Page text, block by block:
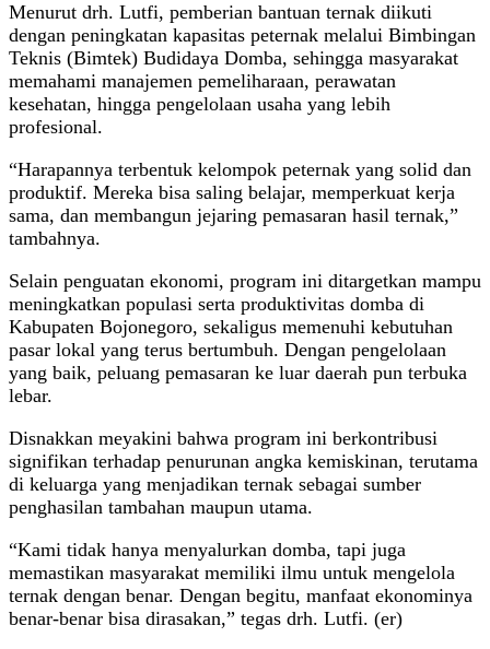
Menurut drh. Lutfi, pemberian bantuan ternak diikuti
dengan peningkatan kapasitas peternak melalui Bimbingan
Teknis (Bimtek) Budidaya Domba, sehingga masyarakat
memahami manajemen pemeliharaan, perawatan
kesehatan, hingga pengelolaan usaha yang lebih
profesional.
“Harapannya terbentuk kelompok peternak yang solid dan
produktif. Mereka bisa saling belajar, memperkuat kerja
sama, dan membangun jejaring pemasaran hasil ternak,”
tambahnya.
Selain penguatan ekonomi, program ini ditargetkan mampu
meningkatkan populasi serta produktivitas domba di
Kabupaten Bojonegoro, sekaligus memenuhi kebutuhan
pasar lokal yang terus bertumbuh. Dengan pengelolaan
yang baik, peluang pemasaran ke luar daerah pun terbuka
lebar.
Disnakkan meyakini bahwa program ini berkontribusi
signifikan terhadap penurunan angka kemiskinan, terutama
di keluarga yang menjadikan ternak sebagai sumber
penghasilan tambahan maupun utama.
“Kami tidak hanya menyalurkan domba, tapi juga
memastikan masyarakat memiliki ilmu untuk mengelola
ternak dengan benar. Dengan begitu, manfaat ekonominya
benar-benar bisa dirasakan,” tegas drh. Lutfi. (er)